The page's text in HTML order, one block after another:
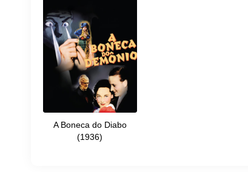
A Boneca do Diabo
(1936)